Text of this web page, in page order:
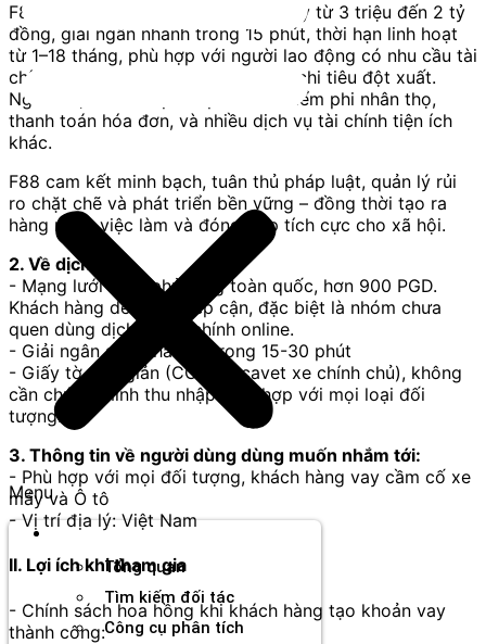
Menu
Thương hiệu
Tổng quan
Tìm kiếm đối tác
Công cụ phân tích
F88 chuyên cung cấp các khoản vay từ 3 triệu đến 2 tỷ
đồng, giải ngân nhanh trong 15 phút, thời hạn linh hoạt
từ 1–18 tháng, phù hợp với người lao động có nhu cầu tài
chính cơ bản, xoay vòng vốn hoặc chi tiêu đột xuất.
Ngoài ra, F88 còn phân phối bảo hiểm phi nhân thọ,
thanh toán hóa đơn, và nhiều dịch vụ tài chính tiện ích
khác.
F88 cam kết minh bạch, tuân thủ pháp luật, quản lý rủi
ro chặt chẽ và phát triển bền vững – đồng thời tạo ra
hàng ngàn việc làm và đóng góp tích cực cho xã hội.
2. Về dịch vụ:
- Mạng lưới PGD phủ rộng toàn quốc, hơn 900 PGD.
Khách hàng dễ dàng tiếp cận, đặc biệt là nhóm chưa
quen dùng dịch vụ tài chính online.
- Giải ngân siêu nhanh – trong 15-30 phút
- Giấy tờ đơn giản (CCCD+ cavet xe chính chủ), không
cần chứng minh thu nhập. Phù hợp với mọi loại đối
tượng.
3. Thông tin về người dùng dùng muốn nhắm tới:
- Phù hợp với mọi đối tượng, khách hàng vay cầm cố xe
máy và Ô tô
- Vị trí địa lý: Việt Nam
II. Lợi ích khi tham gia
- Chính sách hoa hồng khi khách hàng tạo khoản vay
thành công: